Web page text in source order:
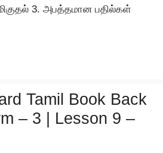
மிகுதல் 3. அபத்தமான பதில்கள்
Tamil Book Back
– 3 | Lesson 9 –